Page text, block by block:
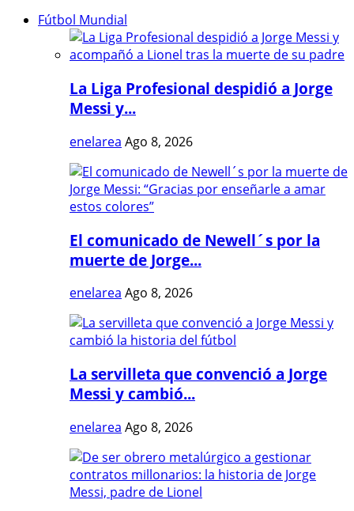
Fútbol Mundial
La Liga Profesional despidió a Jorge
Messi y...
enelarea Ago 8, 2026
El comunicado de Newell´s por la
muerte de Jorge...
enelarea Ago 8, 2026
La servilleta que convenció a Jorge
Messi y cambió...
enelarea Ago 8, 2026